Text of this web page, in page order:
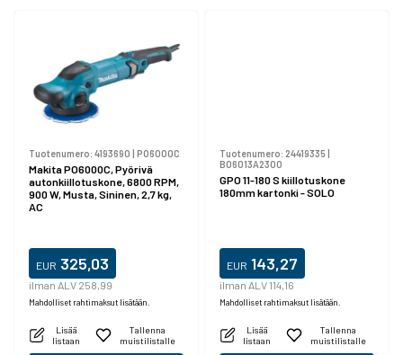
Tuotenumero: 4193690 | PO6000C
Makita PO6000C, Pyörivä
autonkiillotuskone, 6800 RPM,
900 W, Musta, Sininen, 2,7 kg,
AC
EUR 325,03
ilman ALV 258,99
Mahdolliset rahtimaksut lisätään.
Lisää
listaan
Tallenna
muistilistalle
Tuotenumero: 24419335|
B06013A2300
GPO 11-180 S kiillotuskone
180mm kartonki - SOLO
EUR 143,27
ilman ALV 114,16
Mahdolliset rahtimaksut lisätään.
Lisää
listaan
Tallenna
muistilistalle